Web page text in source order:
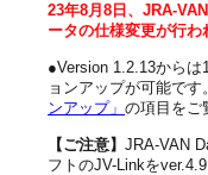
23年8月8日、JRA-
ータの仕様変更が行わ
●Version 1.2.13からは
ョンアップが可能です。
ンアップ」 の項目をご
【ご注意】 JRA-VAN
フトのJV-Linkを